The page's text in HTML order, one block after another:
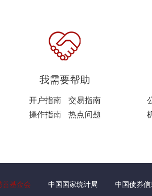
我需要帮助
开户指南
交易指南
操作指南
热点问题
善基金会 中国国家统计局 中国债券信